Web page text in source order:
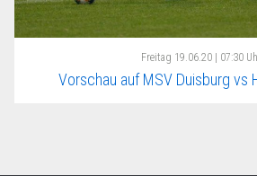
Freitag 19.06.20 | 07:30
Vorschau auf MSV Duisburg vs